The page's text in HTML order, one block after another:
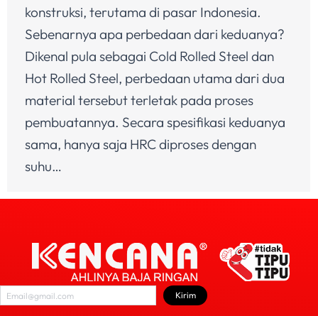
konstruksi, terutama di pasar Indonesia.
Sebenarnya apa perbedaan dari keduanya?
Dikenal pula sebagai Cold Rolled Steel dan
Hot Rolled Steel, perbedaan utama dari dua
material tersebut terletak pada proses
pembuatannya. Secara spesifikasi keduanya
sama, hanya saja HRC diproses dengan
suhu…
Kirim